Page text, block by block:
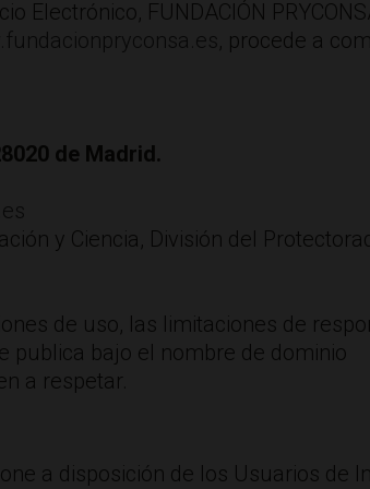
Electrónico, FUNDACIÓN
, procede a
de Madrid.
y Ciencia, División del
de uso, las limitaciones de
publica bajo el nombre de dominio
a respetar.
a disposición de los Usuarios de